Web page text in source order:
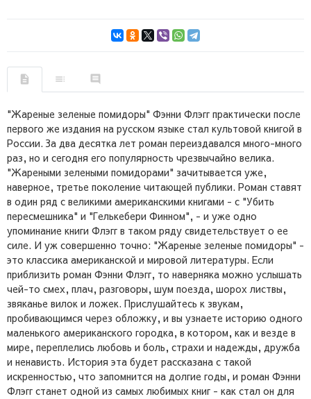
"Жареные зеленые помидоры" Фэнни Флэгг практически после
первого же издания на русском языке стал культовой книгой в
России. За два десятка лет роман переиздавался много-много
раз, но и сегодня его популярность чрезвычайно велика.
"Жареными зелеными помидорами" зачитывается уже,
наверное, третье поколение читающей публики. Роман ставят
в один ряд с великими американскими книгами - с "Убить
пересмешника" и "Гелькебери Финном", - и уже одно
упоминание книги Флэгг в таком ряду свидетельствует о ее
силе. И уж совершенно точно: "Жареные зеленые помидоры" -
это классика американской и мировой литературы. Если
приблизить роман Фэнни Флэгг, то наверняка можно услышать
чей-то смех, плач, разговоры, шум поезда, шорох листвы,
звяканье вилок и ложек. Прислушайтесь к звукам,
пробивающимся через обложку, и вы узнаете историю одного
маленького американского городка, в котором, как и везде в
мире, переплелись любовь и боль, страхи и надежды, дружба
и ненависть. История эта будет рассказана с такой
искренностью, что запомнится на долгие годы, и роман Фэнни
Флэгг станет одной из самых любимых книг - как стал он для